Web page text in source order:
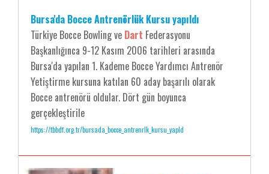
Bursa'da Bocce Antrenörlük Kursu yapıldı
Türkiye Bocce Bowling ve Dart Federasyonu
Başkanlığınca 9-12 Kasım 2006 tarihleri arasında
Bursa'da yapılan 1. Kademe Bocce Yardımcı Antrenör
Yetiştirme kursuna katılan 60 aday başarılı olarak
Bocce antrenörü oldular. Dört gün boyunca
gerçekleştirile
https://tbbdf.org.tr/bursada_bocce_antrenrlk_kursu_yapld